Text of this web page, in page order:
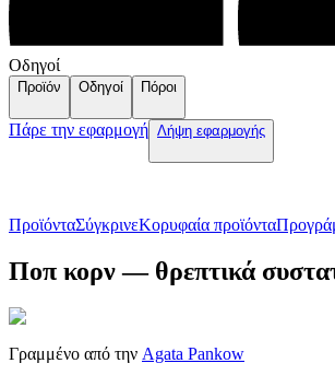
Οδηγοί
Προϊόν Οδηγοί Πόροι
Πάρε την εφαρμογή Λήψη εφαρμογής
ΠροϊόνταΣύγκρινεΚορυφαία προϊόντα
Ποπ κορν — θρεπτικά
Γραμμένο από την Agata Pankow